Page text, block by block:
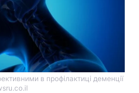
в профілактиці деменції